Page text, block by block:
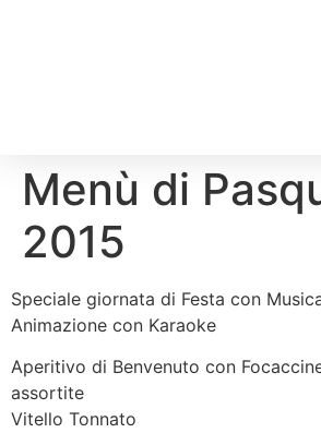
Menù di
2015
Speciale giornata di Festa con
Animazione con Karaoke
Aperitivo di Benvenuto con
assortite
Vitello Tonnato